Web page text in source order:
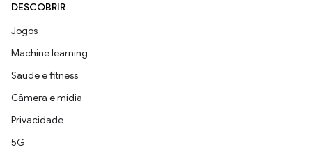
DESCOBRIR
Jogos
Machine learning
Saúde e fitness
Câmera e mídia
Privacidade
5G